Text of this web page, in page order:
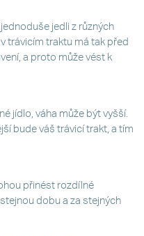
jedli z různých
trávicím traktu má tak před
a proto může vést k
jídlo, váha může být vyšší.
bude váš trávicí trakt, a tím
přinést rozdílné
dobu a za stejných